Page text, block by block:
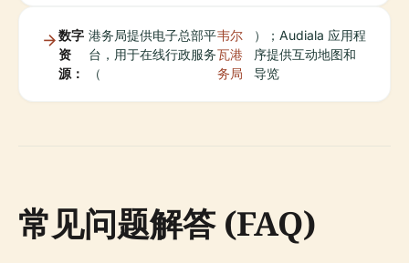
数字
资
源：
港务局提供电子总部平
台，用于在线行政服务
（
韦尔
瓦港
务局
）；Audiala 应用程
序提供互动地图和
导览
常见问题解答 (FAQ)